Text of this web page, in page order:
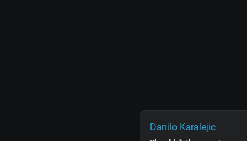
Danilo Karalejic